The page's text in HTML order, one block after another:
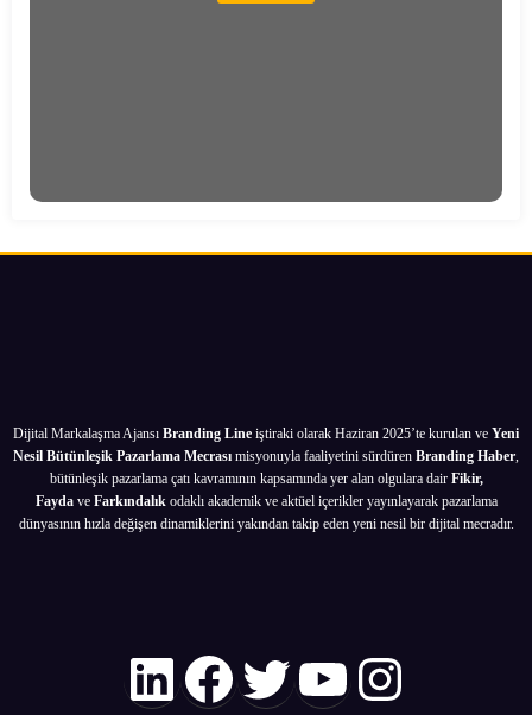
Dijital Markalaşma Ajansı Branding Line iştiraki olarak Haziran 2025’te kurulan ve Yeni
Nesil Bütünleşik Pazarlama Mecrası misyonuyla faaliyetini sürdüren Branding Haber,
bütünleşik pazarlama çatı kavramının kapsamında yer alan olgulara dair Fikir,
Fayda ve Farkındalık odaklı akademik ve aktüel içerikler yayınlayarak pazarlama
dünyasının hızla değişen dinamiklerini yakından takip eden yeni nesil bir dijital mecradır.
LinkedIn
Facebook
Twitter
YouTube